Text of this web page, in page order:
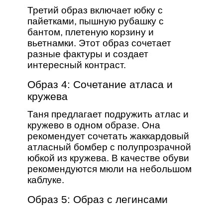
Третий образ включает юбку с
пайетками, пышную рубашку с
бантом, плетеную корзину и
вьетнамки. Этот образ сочетает
разные фактуры и создает
интересный контраст.
Образ 4: Сочетание атласа и
кружева
Таня предлагает подружить атлас и
кружево в одном образе. Она
рекомендует сочетать жаккардовый
атласный бомбер с полупрозрачной
юбкой из кружева. В качестве обуви
рекомендуются мюли на небольшом
каблуке.
Образ 5: Образ с легинсами